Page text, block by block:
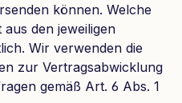
können. Welche
den jeweiligen
Wir verwenden die
zur Vertragsabwicklung
gemäß Art. 6 Abs. 1